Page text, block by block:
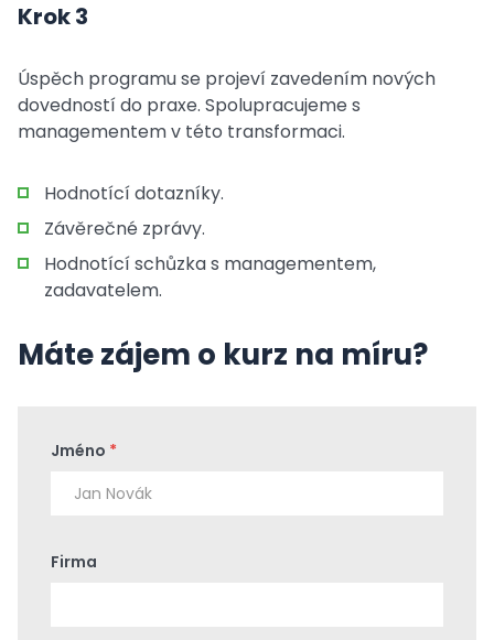
Krok 3
Úspěch programu se projeví zavedením nových
dovedností do praxe. Spolupracujeme s
managementem v této transformaci.
Hodnotící dotazníky.
Závěrečné zprávy.
Hodnotící schůzka s managementem,
zadavatelem.
Máte zájem o kurz na míru?
Jméno *
Firma